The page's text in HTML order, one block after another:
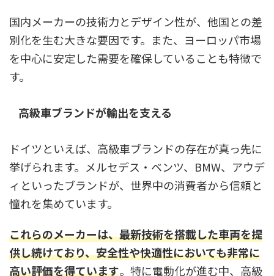
国内メーカーの技術力とデザイン性が、他国との差
別化を生む大きな要因です。また、ヨーロッパ市場
を中心に安定した需要を確保していることも特徴で
す。
高級車ブランドが輸出を支える
ドイツといえば、高級車ブランドの存在が真っ先に
挙げられます。メルセデス・ベンツ、BMW、アウデ
ィといったブランドが、世界中の消費者から信頼と
憧れを集めています。
これらのメーカーは、最新技術を搭載した車両を提
供し続けており、安全性や快適性においても非常に
高い評価を得ています。特に電動化が進む中、高級